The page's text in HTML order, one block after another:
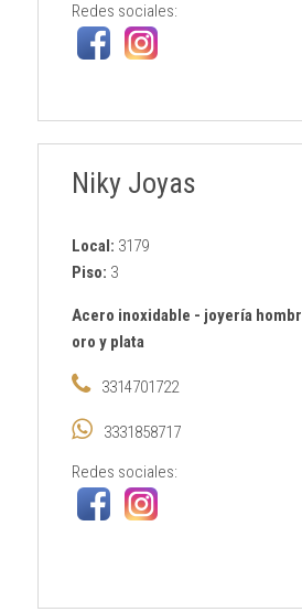
Redes sociales:
Niky Joyas
Local: 3179
Piso: 3
Acero inoxidable - joyería
oro y plata
3314701722
3331858717
Redes sociales: